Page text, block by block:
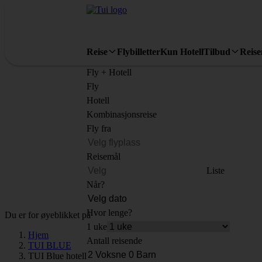
Reise FlybilletterKun HotellTilbud
Fly + Hotell
Fly
Hotell
Kombinasjonsreise
Fly fra
Reisemål
Liste
Når?
Hvor lenge?
1 uke
Antall reisende
Du er for øyeblikket på
Hjem
TUI BLUE
TUI Blue hotell